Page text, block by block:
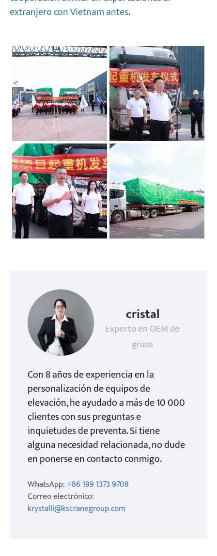
extranjero con Vietnam antes.
cristal
Experto en OEM de
grúas
Con 8 años de experiencia en la
personalización de equipos de
elevación, he ayudado a más de 10 000
clientes con sus preguntas e
inquietudes de preventa. Si tiene
alguna necesidad relacionada, no dude
en ponerse en contacto conmigo.
WhatsApp:+86 199 1373 9708
Correo electrónico:
krystalli@kscranegroup.com